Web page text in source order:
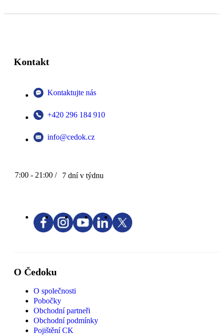
Kontakt
Kontaktujte nás
+420 296 184 910
info@cedok.cz
7:00 - 21:00 / 7 dní v týdnu
O Čedoku
O společnosti
Pobočky
Obchodní partneři
Obchodní podmínky
Pojištění CK